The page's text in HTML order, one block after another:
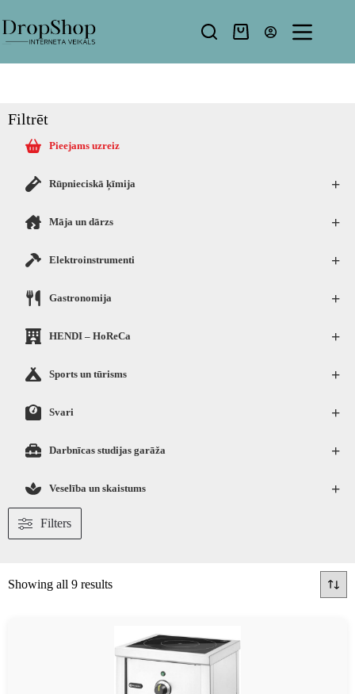
Filtrēt
Pieejams uzreiz
+
Rūpnieciskā ķīmija
+
Māja un dārzs
+
Elektroinstrumenti
+
Gastronomija
+
HENDI – HoReCa
+
Sports un tūrisms
+
Svari
+
Darbnīcas studijas garāža
+
Veselība un skaistums
Filters
Showing all 9 results